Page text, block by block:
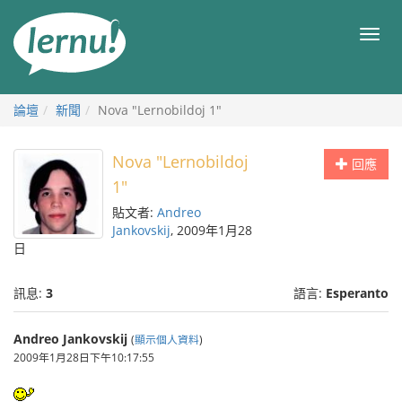
目
論壇 新聞 Nova "Lernobildoj 1"
回應
Nova "Lernobildoj
1"
貼文者: Andreo
Jankovskij, 2009年1月28
日
訊息: 3 語言: Esperanto
Andreo Jankovskij (顯示個人資料)
2009年1月28日下午10:17:55